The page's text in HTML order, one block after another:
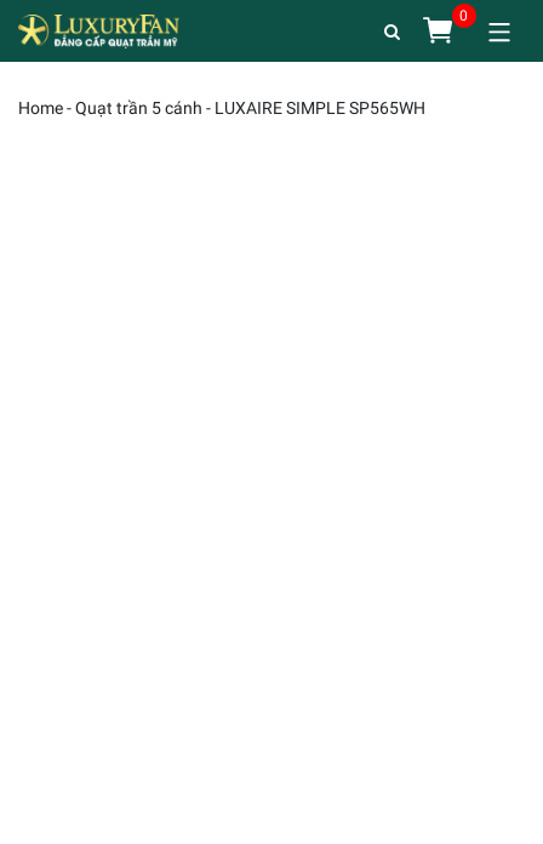
Home-Quạt trần 5 cánh - LUXAIRE SIMPLE SP565WH